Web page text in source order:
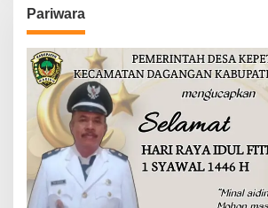
Pariwara